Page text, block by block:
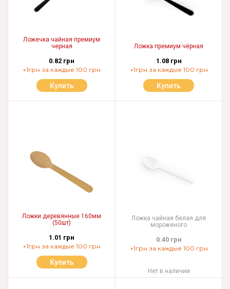
Ложечка чайная премиум
черная
0.82 грн
+1грн за каждые 100 грн
Купить
Ложка премиум чёрная
1.08 грн
+1грн за каждые 100 грн
Купить
Ложки деревянные 160мм
(50шт)
1.01 грн
+1грн за каждые 100 грн
Купить
Ложка чайная белая для
мороженого
0.40 грн
+1грн за каждые 100 грн
Нет в наличии